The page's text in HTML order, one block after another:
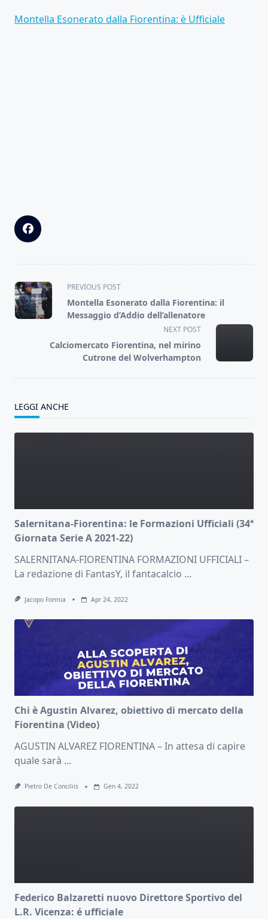
Montella Esonerato dalla Fiorentina: è Ufficiale
<span
class="nav-
subtitle
text">Page</span>
PREVIOUS POST
Montella Esonerato dalla Fiorentina: il
Messaggio d’Addio dell’allenatore
NEXT POST
Calciomercato Fiorentina, nel mirino
Cutrone del Wolverhampton
LEGGI ANCHE
Salernitana-Fiorentina: le Formazioni Ufficiali (34ª
Giornata Serie A 2021-22)
SALERNITANA-FIORENTINA FORMAZIONI UFFICIALI –
La redazione di FantasY, il fantacalcio ...
Jacopo Formia Apr 24, 2022
Chi è Agustin Alvarez, obiettivo di mercato della
Fiorentina (Video)
AGUSTIN ALVAREZ FIORENTINA – In attesa di capire
quale sarà ...
Pietro De Conciliis Gen 4, 2022
Federico Balzaretti nuovo Direttore Sportivo del
L.R. Vicenza: é ufficiale